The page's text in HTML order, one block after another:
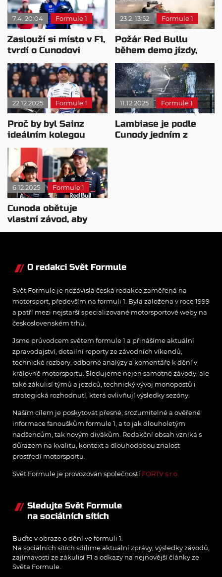
7.4. 20:04 Formule 1
Zaslouží si místo v F1,
tvrdí o Cunodovi
Mekies
23.2. 13:52 Formule 1
Požár Red Bullu
během demo jízdy,
Cúnoda je v pořádku
22.12.2025 Formule 1
Proč by byl Sainz
ideálním kolegou
Maxe Verstappena?
11.12.2025 Formule 1
Lambiase je podle
Cunody jedním z
6.12.2025 Formule 1
Cunoda obětuje
vlastní závod, aby
pomohl
O redakci Svět Formule
Svět Formule je nezávislá česká redakce zaměřená na
motorsport, především na formuli 1. Byla založena v roce 1999
a patří mezi nejstarší specializované motorsportové weby na
československém trhu.
Jsme průvodcem světem formule 1 a přinášíme aktuální
zpravodajství, detailní reporty ze závodních víkendů,
technické rozbory, odborné analýzy a komentáře k dění v
královně motorsportu. Sledujeme nejen samotné závody, ale
také zákulisí týmů a jezdců, technický vývoj monopostů i
strategická rozhodnutí, která ovlivňují výsledky sezóny.
Naším cílem je poskytovat přesné, srozumitelné a ověřené
informace fanouškům formule 1, a to jak dlouholetým
nadšencům, tak novým divákům. Redakční obsah vzniká s
důrazem na kvalitu, kontext a dlouhodobou znalost
prostředí motorsportu.
Svět Formule je provozován společností FORTV s.r.o.
Sledujte Svět Formule
na sociálních sítích
Buďte v obraze o dění ve formuli 1.
Na sociálních sítích sdílíme aktuální zprávy, výsledky závodů,
zajímavosti ze zákulisí F1 a odkazy na nejnovější články ze
Světa Formule.